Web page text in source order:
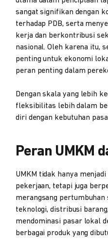
sangat signifikan dengan
terhadap PDB, serta
kerja dan berkontribusi
nasional. Oleh karena itu,
penting untuk ekonomi
peran penting dalam
Dengan skala yang lebih
fleksibilitas lebih dalam
diri dengan kebutuhan
Peran UMKM
UMKM tidak hanya
pekerjaan, tetapi juga
merangsang
teknologi, distribusi
mendominasi pasar lokal
berbagai produk yang